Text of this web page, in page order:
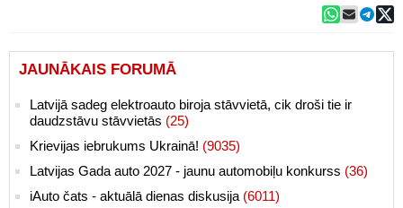
JAUNĀKAIS FORUMĀ
Latvijā sadeg elektroauto biroja stāvvietā, cik droši tie ir
daudzstāvu stāvvietās (25)
Krievijas iebrukums Ukrainā! (9035)
Latvijas Gada auto 2027 - jaunu automobiļu konkurss (36)
iAuto čats - aktuālā dienas diskusija (6011)